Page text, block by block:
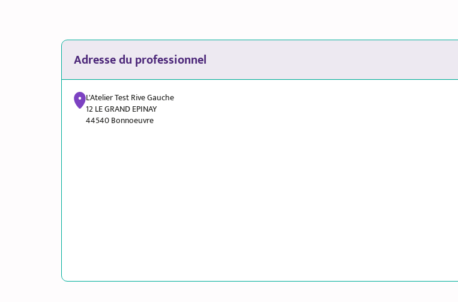
Adresse du professionnel
L'Atelier Test Rive Gauche
12 LE GRAND EPINAY
44540 Bonnoeuvre